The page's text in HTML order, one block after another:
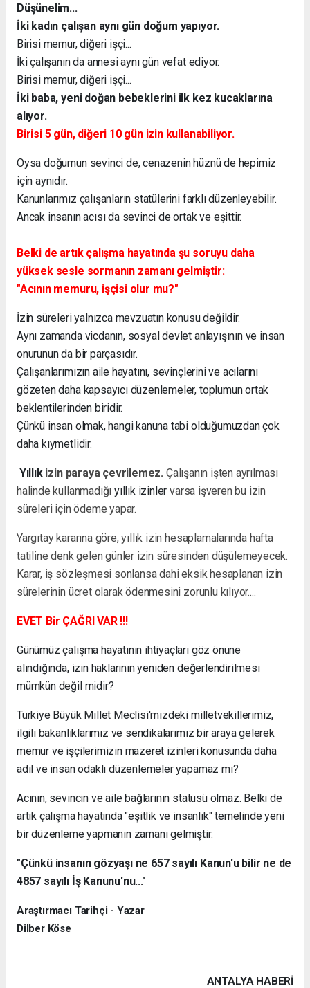
Düşünelim...
İki kadın çalışan aynı gün doğum yapıyor.
Birisi memur, diğeri işçi...
İki çalışanın da annesi aynı gün vefat ediyor.
Birisi memur, diğeri işçi...
İki baba, yeni doğan bebeklerini ilk kez kucaklarına
alıyor.
Birisi 5 gün, diğeri 10 gün izin kullanabiliyor.
Oysa doğumun sevinci de, cenazenin hüznü de hepimiz
için aynıdır.
Kanunlarımız çalışanların statülerini farklı düzenleyebilir.
Ancak insanın acısı da sevinci de ortak ve eşittir.
Belki de artık çalışma hayatında şu soruyu daha
yüksek sesle sormanın zamanı gelmiştir:
"Acının memuru, işçisi olur mu?"
İzin süreleri yalnızca mevzuatın konusu değildir.
Aynı zamanda vicdanın, sosyal devlet anlayışının ve insan
onurunun da bir parçasıdır.
Çalışanlarımızın aile hayatını, sevinçlerini ve acılarını
gözeten daha kapsayıcı düzenlemeler, toplumun ortak
beklentilerinden biridir.
Çünkü insan olmak, hangi kanuna tabi olduğumuzdan çok
daha kıymetlidir.
Yıllıkizin paraya çevrilemez. Çalışanın işten ayrılması
halinde kullanmadığı yıllık izinler varsa işveren bu izin
süreleri için ödeme yapar.
Yargıtay kararına göre, yıllık izin hesaplamalarında hafta
tatiline denk gelen günler izin süresinden düşülemeyecek.
Karar, iş sözleşmesi sonlansa dahi eksik hesaplanan izin
sürelerinin ücret olarak ödenmesini zorunlu kılıyor....
EVET Bir ÇAĞRI VAR !!!
Günümüz çalışma hayatının ihtiyaçları göz önüne
alındığında, izin haklarının yeniden değerlendirilmesi
mümkün değil midir?
Türkiye Büyük Millet Meclisi'mizdeki milletvekillerimiz,
ilgili bakanlıklarımız ve sendikalarımız bir araya gelerek
memur ve işçilerimizin mazeret izinleri konusunda daha
adil ve insan odaklı düzenlemeler yapamaz mı?
Acının, sevincin ve aile bağlarının statüsü olmaz. Belki de
artık çalışma hayatında "eşitlik ve insanlık" temelinde yeni
bir düzenleme yapmanın zamanı gelmiştir.
"Çünkü insanın gözyaşı ne 657 sayılı Kanun'u bilir ne de
4857 sayılı İş Kanunu'nu..."
Araştırmacı Tarihçi - Yazar
Dilber Köse
ANTALYA HABERİ